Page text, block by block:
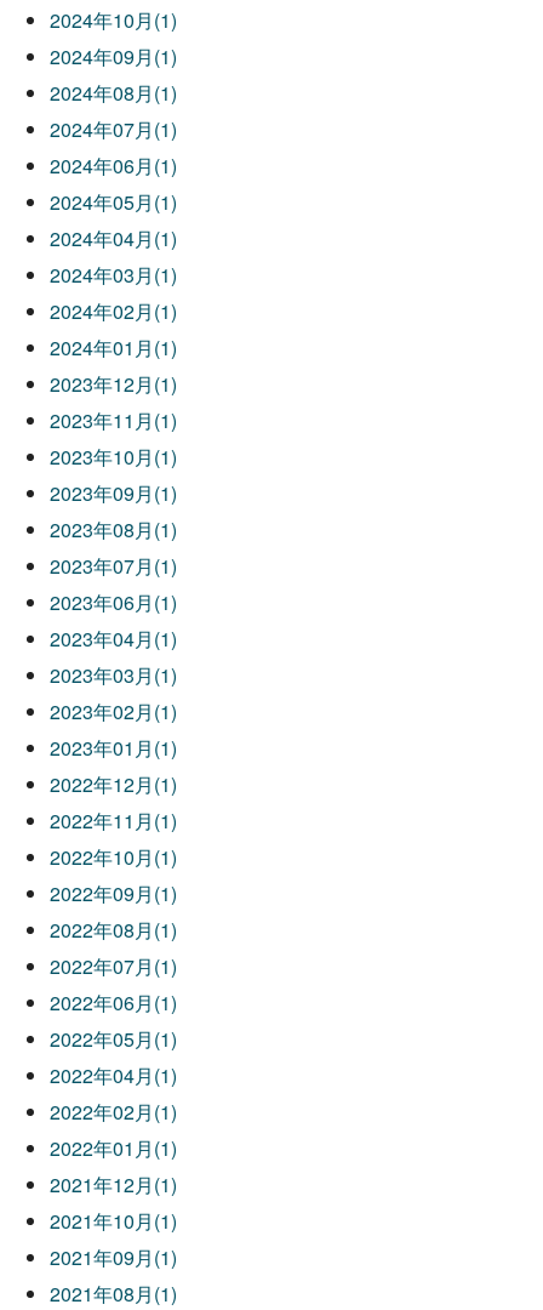
2024年10月(1)
2024年09月(1)
2024年08月(1)
2024年07月(1)
2024年06月(1)
2024年05月(1)
2024年04月(1)
2024年03月(1)
2024年02月(1)
2024年01月(1)
2023年12月(1)
2023年11月(1)
2023年10月(1)
2023年09月(1)
2023年08月(1)
2023年07月(1)
2023年06月(1)
2023年04月(1)
2023年03月(1)
2023年02月(1)
2023年01月(1)
2022年12月(1)
2022年11月(1)
2022年10月(1)
2022年09月(1)
2022年08月(1)
2022年07月(1)
2022年06月(1)
2022年05月(1)
2022年04月(1)
2022年02月(1)
2022年01月(1)
2021年12月(1)
2021年10月(1)
2021年09月(1)
2021年08月(1)